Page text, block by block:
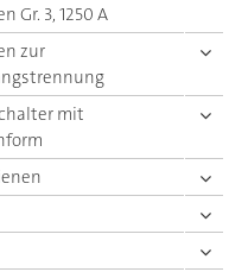
Gr. 3, 1250 A
zur
mit